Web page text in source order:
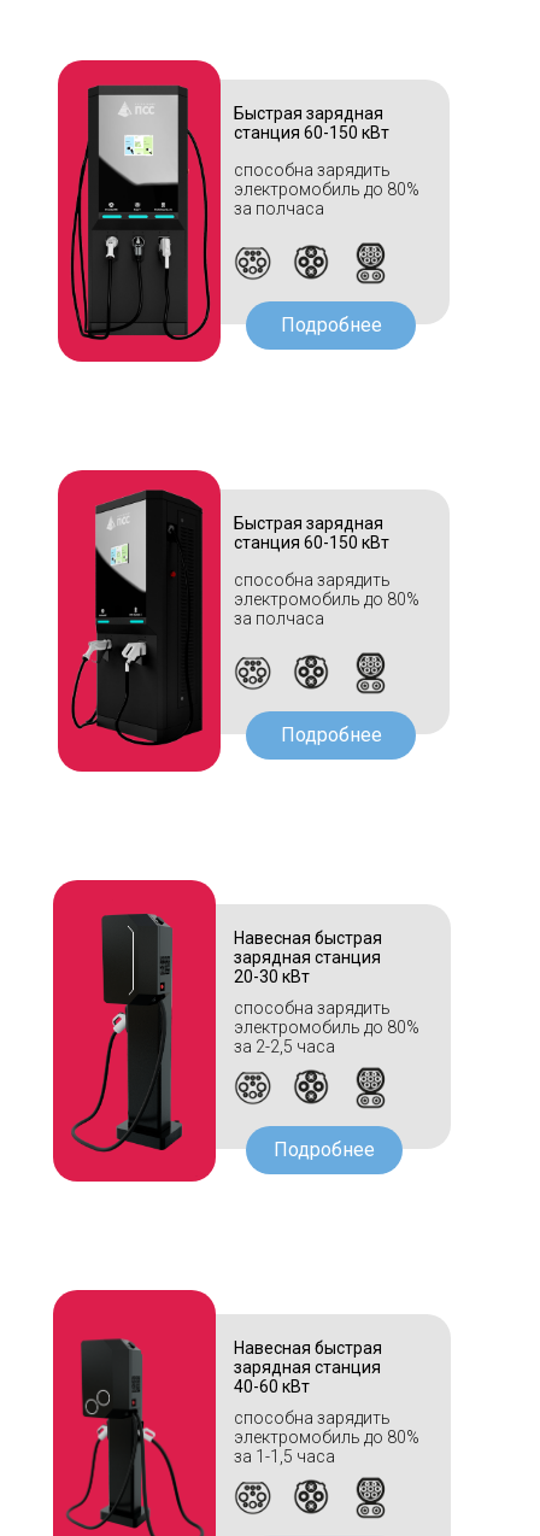
Подробнее
способна зарядить
электромобиль до 80%
за полчаса
Быстрая зарядная
станция 60-150 кВт
Подробнее
способна зарядить
электромобиль до 80%
за полчаса
Быстрая зарядная
станция 60-150 кВт
Подробнее
способна зарядить
электромобиль до 80%
за 2-2,5 часа
Навесная быстрая
зарядная станция
20-30 кВт
способна зарядить
электромобиль до 80%
за 1-1,5 часа
Навесная быстрая
зарядная станция
40-60 кВт